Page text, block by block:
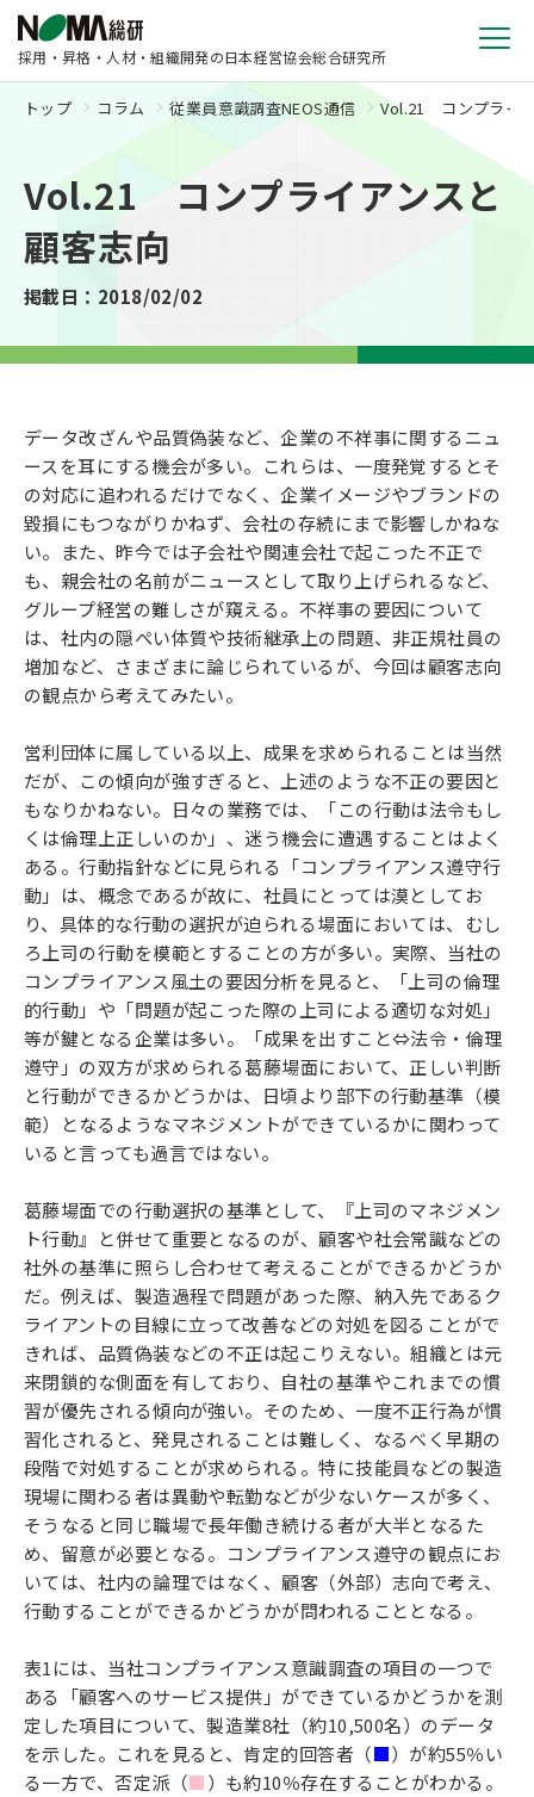
採用・昇格・人材・組織開発の日本経営協会総合研究所
トップ コラム 従業員意識調査NEOS通信 Vol.21 コンプライ
Vol.21 コンプライアンスと
顧客志向
掲載日：2018/02/02
データ改ざんや品質偽装など、企業の不祥事に関するニュ
ースを耳にする機会が多い。これらは、一度発覚するとそ
の対応に追われるだけでなく、企業イメージやブランドの
毀損にもつながりかねず、会社の存続にまで影響しかねな
い。また、昨今では子会社や関連会社で起こった不正で
も、親会社の名前がニュースとして取り上げられるなど、
グループ経営の難しさが窺える。不祥事の要因について
は、社内の隠ぺい体質や技術継承上の問題、非正規社員の
増加など、さまざまに論じられているが、今回は顧客志向
の観点から考えてみたい。
営利団体に属している以上、成果を求められることは当然
だが、この傾向が強すぎると、上述のような不正の要因と
もなりかねない。日々の業務では、「この行動は法令もし
くは倫理上正しいのか」、迷う機会に遭遇することはよく
ある。行動指針などに見られる「コンプライアンス遵守行
動」は、概念であるが故に、社員にとっては漠としてお
り、具体的な行動の選択が迫られる場面においては、むし
ろ上司の行動を模範とすることの方が多い。実際、当社の
コンプライアンス風土の要因分析を見ると、「上司の倫理
的行動」や「問題が起こった際の上司による適切な対処」
等が鍵となる企業は多い。「成果を出すこと⇔法令・倫理
遵守」の双方が求められる葛藤場面において、正しい判断
と行動ができるかどうかは、日頃より部下の行動基準（模
範）となるようなマネジメントができているかに関わって
いると言っても過言ではない。
葛藤場面での行動選択の基準として、『上司のマネジメン
ト行動』と併せて重要となるのが、顧客や社会常識などの
社外の基準に照らし合わせて考えることができるかどうか
だ。例えば、製造過程で問題があった際、納入先であるク
ライアントの目線に立って改善などの対処を図ることがで
きれば、品質偽装などの不正は起こりえない。組織とは元
来閉鎖的な側面を有しており、自社の基準やこれまでの慣
習が優先される傾向が強い。そのため、一度不正行為が慣
習化されると、発見されることは難しく、なるべく早期の
段階で対処することが求められる。特に技能員などの製造
現場に関わる者は異動や転勤などが少ないケースが多く、
そうなると同じ職場で長年働き続ける者が大半となるた
め、留意が必要となる。コンプライアンス遵守の観点にお
いては、社内の論理ではなく、顧客（外部）志向で考え、
行動することができるかどうかが問われることとなる。
表1には、当社コンプライアンス意識調査の項目の一つで
ある「顧客へのサービス提供」ができているかどうかを測
定した項目について、製造業8社（約10,500名）のデータ
を示した。これを見ると、肯定的回答者（■）が約55％い
る一方で、否定派（■）も約10％存在することがわかる。